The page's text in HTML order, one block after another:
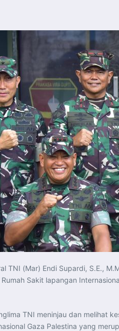
TNI (Mar) Endi Supardi, S.E.,
Sakit lapangan
TNI meninjau dan melihat
Gaza Palestina yang